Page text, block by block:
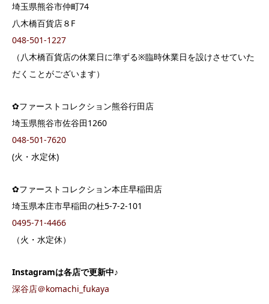
埼玉県熊谷市仲町74
八木橋百貨店８F
048-501-1227
（八木橋百貨店の休業日に準ずる※臨時休業日を設けさせていた
だくことがございます）
✿ファーストコレクション熊谷行田店
埼玉県熊谷市佐谷田1260
048-501-7620
(火・水定休)
✿ファーストコレクション本庄早稲田店
埼玉県本庄市早稲田の杜5-7-2-101
0495-71-4466
（火・水定休）
Instagramは各店で更新中♪
深谷店＠komachi_fukaya